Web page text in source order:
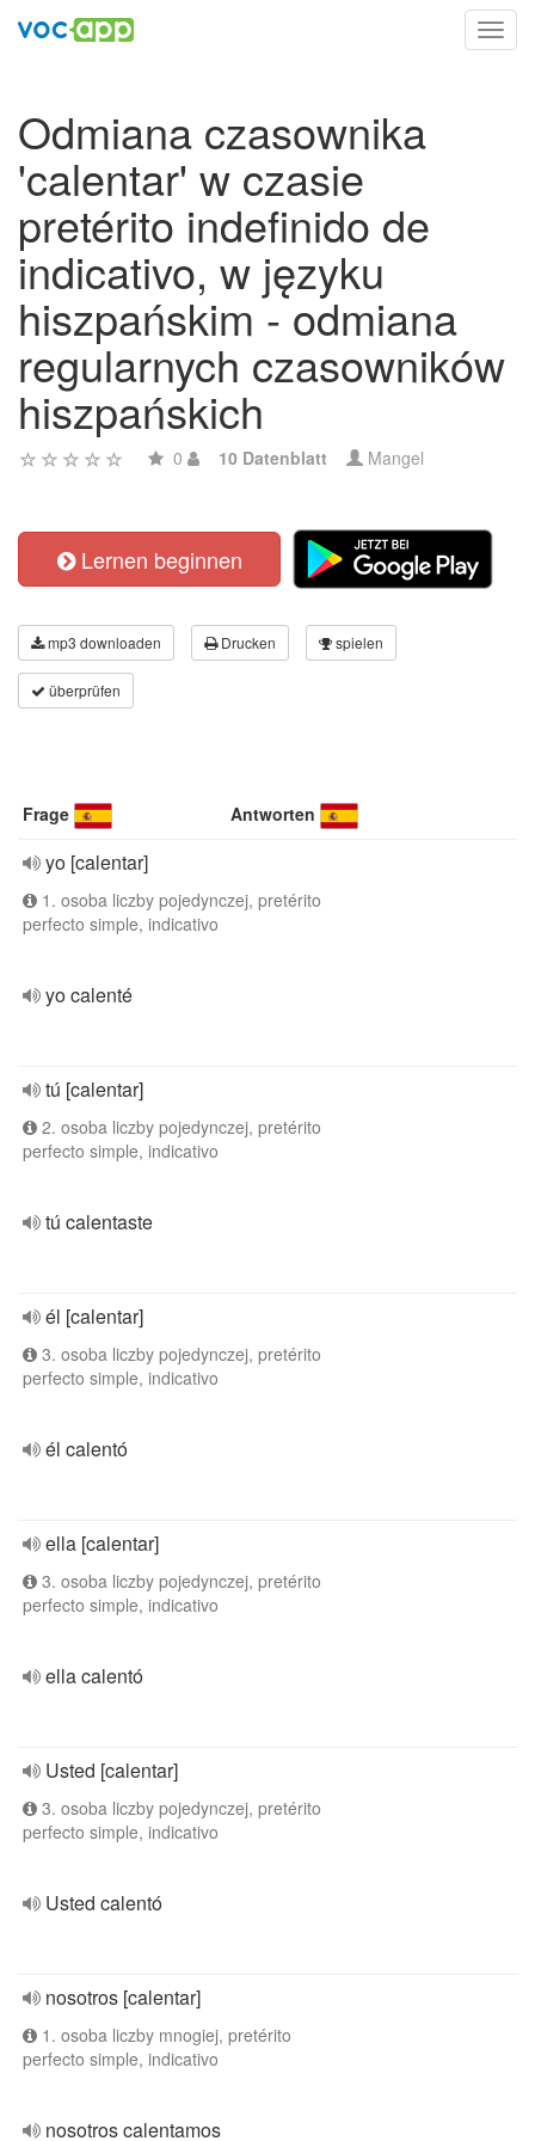
Odmiana czasownika
'calentar' w czasie
pretérito indefinido de
indicativo, w języku
hiszpańskim - odmiana
regularnych czasowników
hiszpańskich
0 10 Datenblatt Mangel
Lernen beginnen
mp3 downloaden Drucken spielen
überprüfen
Frage Antworten
yo [calentar]
1. osoba liczby pojedynczej, pretérito
perfecto simple, indicativo
yo calenté
tú [calentar]
2. osoba liczby pojedynczej, pretérito
perfecto simple, indicativo
tú calentaste
él [calentar]
3. osoba liczby pojedynczej, pretérito
perfecto simple, indicativo
él calentó
ella [calentar]
3. osoba liczby pojedynczej, pretérito
perfecto simple, indicativo
ella calentó
Usted [calentar]
3. osoba liczby pojedynczej, pretérito
perfecto simple, indicativo
Usted calentó
nosotros [calentar]
1. osoba liczby mnogiej, pretérito
perfecto simple, indicativo
nosotros calentamos